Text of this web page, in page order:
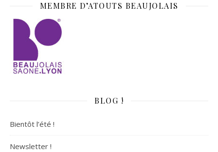
MEMBRE D’ATOUTS BEAUJOLAIS
BLOG !
Bientôt l’été !
Newsletter !